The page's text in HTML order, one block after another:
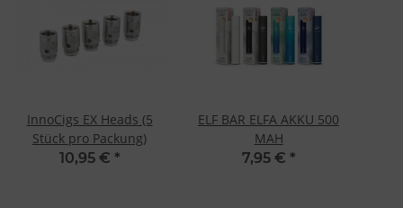
InnoCigs EX Heads (5
Stück pro Packung)
10,95 € *
ELF BAR ELFA AKKU 500
MAH
7,95 € *